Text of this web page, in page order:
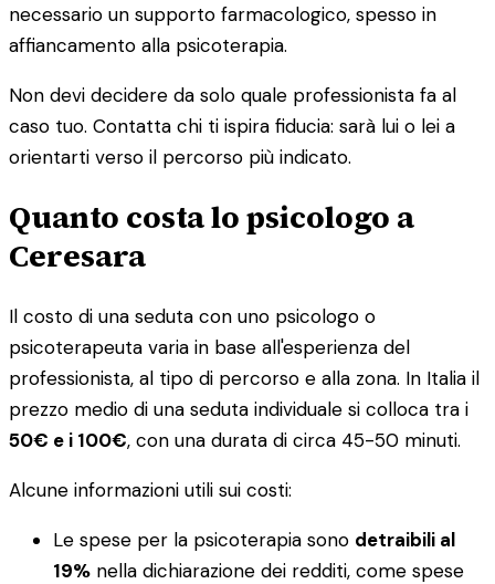
necessario un supporto farmacologico, spesso in
affiancamento alla psicoterapia.
Non devi decidere da solo quale professionista fa al
caso tuo. Contatta chi ti ispira fiducia: sarà lui o lei a
orientarti verso il percorso più indicato.
Quanto costa lo psicologo a
Ceresara
Il costo di una seduta con uno psicologo o
psicoterapeuta varia in base all'esperienza del
professionista, al tipo di percorso e alla zona. In Italia il
prezzo medio di una seduta individuale si colloca tra i
50€ e i 100€, con una durata di circa 45-50 minuti.
Alcune informazioni utili sui costi:
Le spese per la psicoterapia sono detraibili al
19% nella dichiarazione dei redditi, come spese